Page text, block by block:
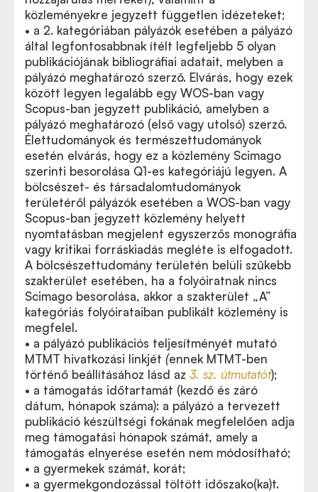
közleményekre jegyzett független idézeteket;
• a 2. kategóriában pályázók esetében a pályázó
által legfontosabbnak ítélt legfeljebb 5 olyan
publikációjának bibliográfiai adatait, melyben a
pályázó meghatározó szerző. Elvárás, hogy ezek
között legyen legalább egy WOS-ban vagy
Scopus-ban jegyzett publikáció, amelyben a
pályázó meghatározó (első vagy utolsó) szerző.
Élettudományok és természettudományok
esetén elvárás, hogy ez a közlemény Scimago
szerinti besorolása Q1-es kategóriájú legyen. A
bölcsészet- és társadalomtudományok
területéről pályázók esetében a WOS-ban vagy
Scopus-ban jegyzett közlemény helyett
nyomtatásban megjelent egyszerzős monográfia
vagy kritikai forráskiadás megléte is elfogadott.
A bölcsészettudomány területén belüli szűkebb
szakterület esetében, ha a folyóiratnak nincs
Scimago besorolása, akkor a szakterület „A”
kategóriás folyóirataiban publikált közlemény is
megfelel.
• a pályázó publikációs teljesítményét mutató
MTMT hivatkozási linkjét (ennek MTMT-ben
történő beállításához lásd az 3. sz. útmutatót);
• a támogatás időtartamát (kezdő és záró
dátum, hónapok száma): a pályázó a tervezett
publikáció készültségi fokának megfelelően adja
meg támogatási hónapok számát, amely a
támogatás elnyerése esetén nem módosítható;
• a gyermekek számát, korát;
• a gyermekgondozással töltött időszako(ka)t.